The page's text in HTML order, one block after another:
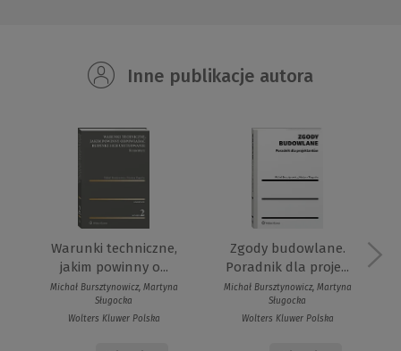
Inne publikacje autora
Warunki techniczne,
jakim powinny o...
Michał Bursztynowicz, Martyna
Sługocka
Wolters Kluwer Polska
Zgody budowlane.
Poradnik dla proje...
Michał Bursztynowicz, Martyna
Sługocka
Wolters Kluwer Polska